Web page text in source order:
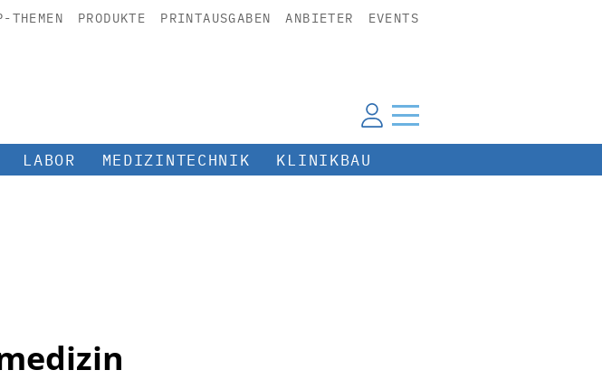
THEMEN PRODUKTE PRINTAUSGABEN ANBIETER EVENTS
LABOR MEDIZINTECHNIK KLINIKBAU